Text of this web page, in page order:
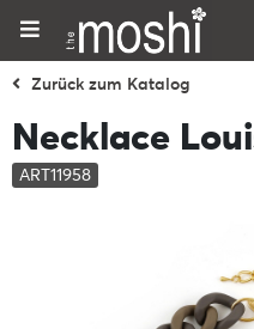
Zurück zum Katalog
Necklace
ART11958